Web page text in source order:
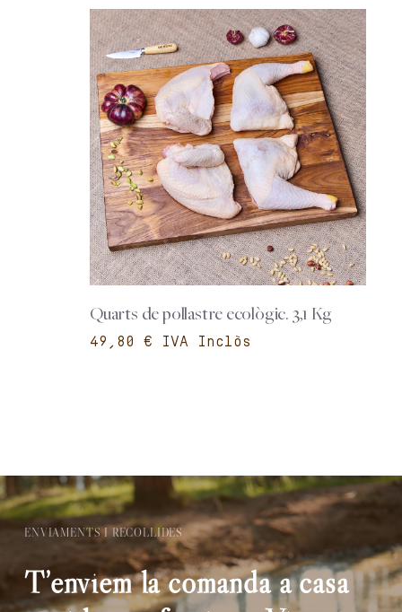
Quarts de pollastre ecològic. 3,1 Kg
€
ENVIAMENTS I RECOLLIDES
T’enviem la comanda a casa